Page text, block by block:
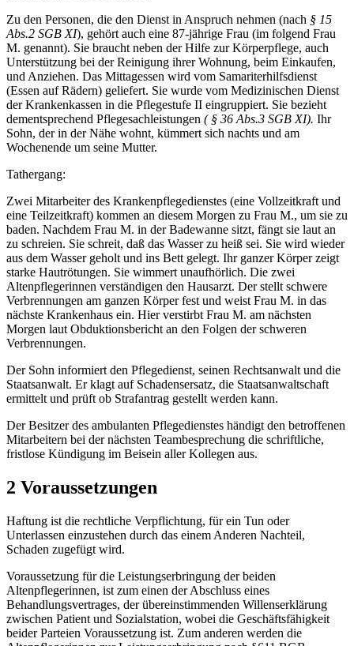
Zu den Personen, die den Dienst in Anspruch nehmen (nach § 15
Abs.2 SGB XI), gehört auch eine 87-jährige Frau (im folgend Frau
M. genannt). Sie braucht neben der Hilfe zur Körperpflege, auch
Unterstützung bei der Reinigung ihrer Wohnung, beim Einkaufen,
und Anziehen. Das Mittagessen wird vom Samariterhilfsdienst
(Essen auf Rädern) geliefert. Sie wurde vom Medizinischen Dienst
der Krankenkassen in die Pflegestufe II eingruppiert. Sie bezieht
dementsprechend Pflegesachleistungen ( § 36 Abs.3 SGB XI). Ihr
Sohn, der in der Nähe wohnt, kümmert sich nachts und am
Wochenende um seine Mutter.
Tathergang:
Zwei Mitarbeiter des Krankenpflegedienstes (eine Vollzeitkraft und
eine Teilzeitkraft) kommen an diesem Morgen zu Frau M., um sie zu
baden. Nachdem Frau M. in der Badewanne sitzt, fängt sie laut an
zu schreien. Sie schreit, daß das Wasser zu heiß sei. Sie wird wieder
aus dem Wasser geholt und ins Bett gelegt. Ihr ganzer Körper zeigt
starke Hautrötungen. Sie wimmert unaufhörlich. Die zwei
Altenpflegerinnen verständigen den Hausarzt. Der stellt schwere
Verbrennungen am ganzen Körper fest und weist Frau M. in das
nächste Krankenhaus ein. Hier verstirbt Frau M. am nächsten
Morgen laut Obduktionsbericht an den Folgen der schweren
Verbrennungen.
Der Sohn informiert den Pflegedienst, seinen Rechtsanwalt und die
Staatsanwalt. Er klagt auf Schadensersatz, die Staatsanwaltschaft
ermittelt und prüft ob Strafantrag gestellt werden kann.
Der Besitzer des ambulanten Pflegedienstes händigt den betroffenen
Mitarbeitern bei der nächsten Teambesprechung die schriftliche,
fristlose Kündigung im Beisein aller Kollegen aus.
2 Voraussetzungen
Haftung ist die rechtliche Verpflichtung, für ein Tun oder
Unterlassen einzustehen durch das einem Anderen Nachteil,
Schaden zugefügt wird.
Voraussetzung für die Leistungserbringung der beiden
Altenpflegerinnen, ist zum einen der Abschluss eines
Behandlungsvertrages, der übereinstimmenden Willenserklärung
zwischen Patient und Sozialstation, wobei die Geschäftsfähigkeit
beider Parteien Voraussetzung ist. Zum anderen werden die